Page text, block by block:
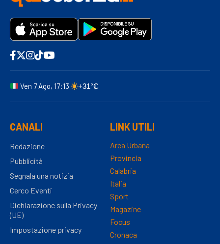
Ven 7 Ago, 17:13 +31°C
CANALI
Redazione
Pubblicità
Segnala una notizia
Cerco Eventi
Dichiarazione sulla Privacy
(UE)
Impostazione privacy
LINK UTILI
Area Urbana
Provincia
Calabria
Italia
Sport
Magazine
Focus
Cronaca